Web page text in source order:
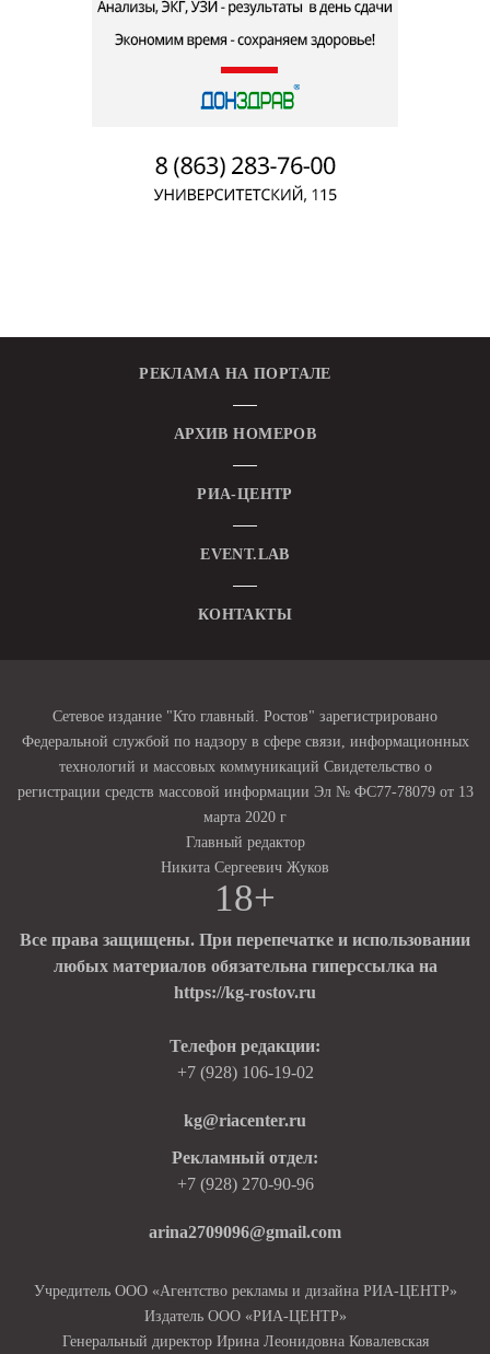
РЕКЛАМА НА ПОРТАЛЕ
АРХИВ НОМЕРОВ
РИА-ЦЕНТР
EVENT.LAB
КОНТАКТЫ
Сетевое издание "Кто главный. Ростов" зарегистрировано
Федеральной службой по надзору в сфере связи, информационных
технологий и массовых коммуникаций Свидетельство о
регистрации средств массовой информации Эл № ФС77-78079 от 13
марта 2020 г
Главный редактор
Никита Сергеевич Жуков
18+
Все права защищены. При перепечатке и использовании
любых материалов обязательна гиперссылка на
https://kg-rostov.ru
Телефон редакции:
+7 (928) 106-19-02
kg@riacenter.ru
Рекламный отдел:
+7 (928) 270-90-96
arina2709096@gmail.com
Учредитель ООО «Агентство рекламы и дизайна РИА-ЦЕНТР»
Издатель ООО «РИА-ЦЕНТР»
Генеральный директор Ирина Леонидовна Ковалевская